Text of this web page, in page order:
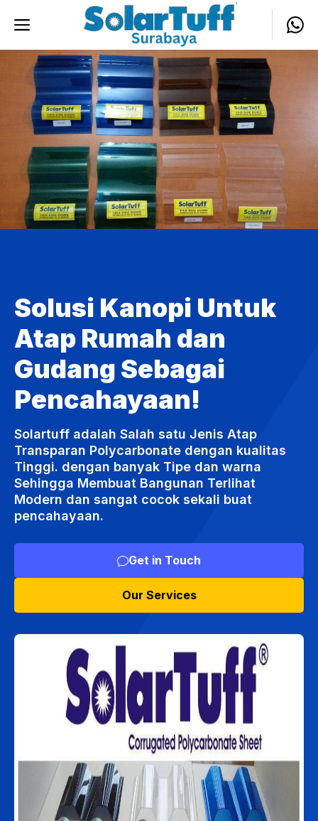
Menu
Solusi Kanopi Untuk
Atap Rumah dan
Gudang Sebagai
Pencahayaan!
Solartuff adalah Salah satu Jenis Atap
Transparan Polycarbonate dengan kualitas
Tinggi. dengan banyak Tipe dan warna
Sehingga Membuat Bangunan Terlihat
Modern dan sangat cocok sekali buat
pencahayaan.
Get in Touch
Our Services